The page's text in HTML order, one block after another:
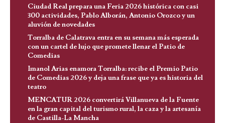
Ciudad Real prepara una Feria 2026 histórica con casi
300 actividades, Pablo Alborán, Antonio Orozco y un
aluvión de novedades
Torralba de Calatrava entra en su semana más esperada
con un cartel de lujo que promete llenar el Patio de
Comedias
Imanol Arias enamora Torralba: recibe el Premio Patio
de Comedias 2026 y deja una frase que ya es historia del
teatro
MENCATUR 2026 convertirá Villanueva de la Fuente
en la gran capital del turismo rural, la caza y la artesanía
de Castilla-La Mancha